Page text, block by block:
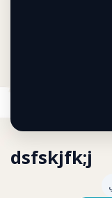
dsfskjfk;j